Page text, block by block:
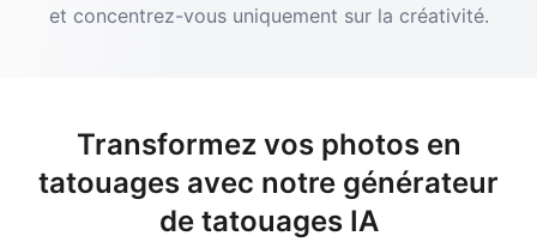
et concentrez-vous uniquement sur la créativité.
Transformez vos photos en
tatouages avec notre générateur
de tatouages IA